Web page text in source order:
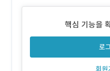
하고, 어울리는 안경테 스타일을
핵심 기능을
로
회원